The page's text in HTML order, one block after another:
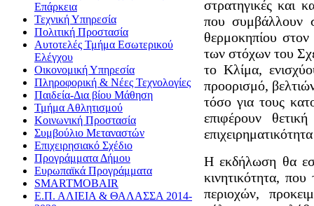
Επάρκεια
Τεχνική Υπηρεσία
Πολιτική Προστασία
Αυτοτελές Τμήμα Εσωτερικού
Ελέγχου
Οικονομική Υπηρεσία
Πληροφορική & Νέες Τεχνολογίες
Παιδεία-Δια βίου Μάθηση
Τμήμα Αθλητισμού
Κοινωνική Προστασία
Συμβούλιο Μεταναστών
Επιχειρησιακό Σχέδιο
Προγράμματα Δήμου
Ευρωπαϊκά Προγράμματα
SMARTMOBAIR
Ε.Π. ΑΛΙΕΙΑ & ΘΑΛΑΣΣΑ 2014-
στρατηγικές και
που συμβάλλουν
θερμοκηπίου
των στόχων του
το Κλίμα,
προορισμό,
τόσο για τους
επιφέρουν
Η εκδήλωση θα
κινητικότητα, που
περιοχών,